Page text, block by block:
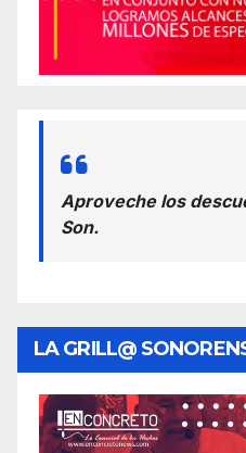
Aproveche los
Son.
LA GRILL@